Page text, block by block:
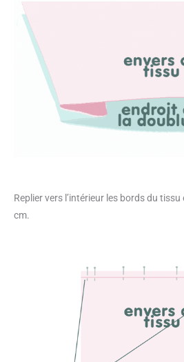
Replier vers l’intérieur les bords du
cm.